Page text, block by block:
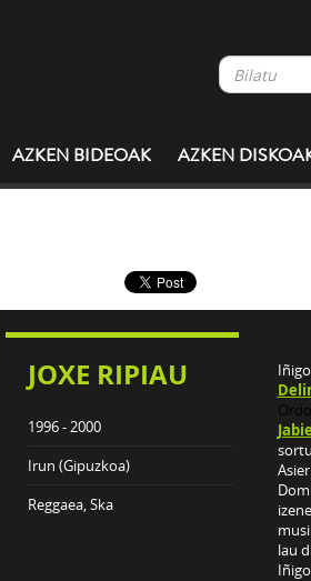
AZKEN BIDEOAK AZKEN
JOXE RIPIAU
1996 - 2000
Irun (Gipuzkoa)
Reggaea, Ska
lau